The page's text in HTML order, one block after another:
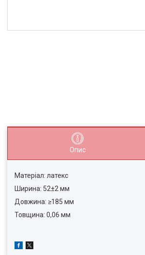
Опис
Матеріал: латекс
Ширина: 52±2 мм
Довжина: ≥185 мм
Товщина: 0,06 мм